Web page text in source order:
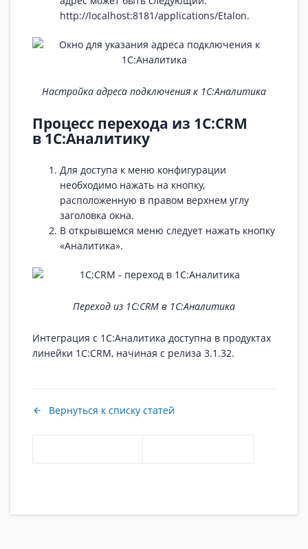
http://localhost:8181/applications/Etalon.
Настройка адреса подключения к 1С:Аналитика
Процесс перехода из 1С:CRM
в 1С:Аналитику
Для доступа к меню конфигурации
необходимо нажать на кнопку,
расположенную в правом верхнем углу
заголовка окна.
В открывшемся меню следует нажать кнопку
«Аналитика».
Переход из 1С:CRM в 1С:Аналитика
Интеграция с 1С:Аналитика доступна в продуктах
линейки 1С:CRM, начиная с релиза 3.1.32.
Вернуться к списку статей